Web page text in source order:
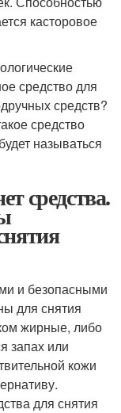
касторовое
средство для
средств?
средство
называться
средства.
и безопасными
для снятия
жирные, либо
запах или
кожи
для снятия